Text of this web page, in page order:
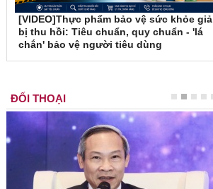
[VIDEO]Thực phẩm bảo vệ sức khỏe giả
bị thu hồi: Tiêu chuẩn, quy chuẩn - 'lá
chắn' bảo vệ người tiêu dùng
ĐỐI THOẠI